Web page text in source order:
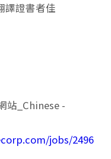
譯證書者佳
站_Chinese -
jobs/2496